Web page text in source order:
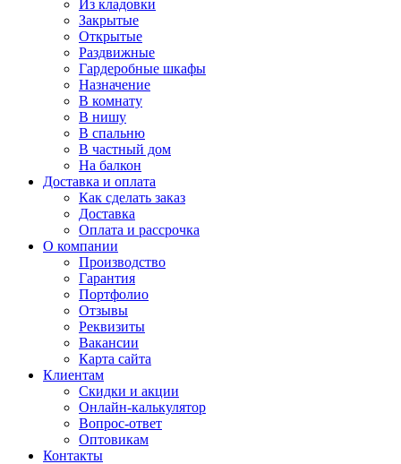
Из кладовки
Закрытые
Открытые
Раздвижные
Гардеробные шкафы
Назначение
В комнату
В нишу
В спальню
В частный дом
На балкон
Доставка и оплата
Как сделать заказ
Доставка
Оплата и рассрочка
О компании
Производство
Гарантия
Портфолио
Отзывы
Реквизиты
Вакансии
Карта сайта
Клиентам
Скидки и акции
Онлайн-калькулятор
Вопрос-ответ
Оптовикам
Контакты